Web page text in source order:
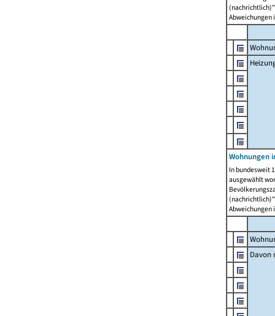
Abweichungen
Wohnungen
In bundesweit
ausgewählt
Abweichungen
Davon